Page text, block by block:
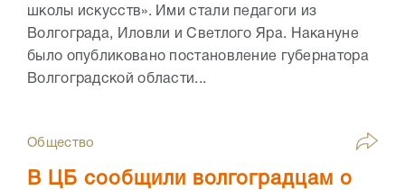
школы искусств». Ими стали педагоги из
Волгограда, Иловли и Светлого Яра. Накануне
было опубликовано постановление губернатора
Волгоградской области...
Общество
В ЦБ сообщили волгоградцам о